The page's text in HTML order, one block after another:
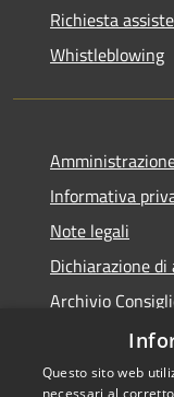
Richiesta
Whistleblowing
Informativa
Note legali
Dichiarazione
Archivio
Consiglio
Questo sito web
necessari al